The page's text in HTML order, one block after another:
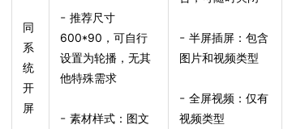
同
系
统
开
屏
- 推荐尺寸
600*90，可自行
设置为轮播，无其
他特殊需求
- 素材样式：图文
- 半屏插屏：包含
图片和视频类型
- 全屏视频：仅有
视频类型